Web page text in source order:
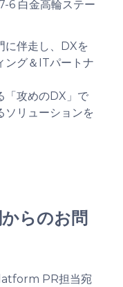
6 白金高輪ステー
に伴走し、DXを
ング＆ITパートナ
「攻めのDX」で
ソリューションを
らのお問
PR担当宛